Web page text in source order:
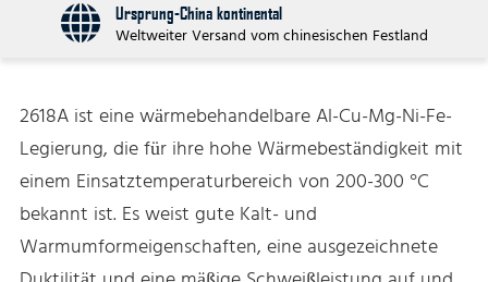
Ursprung-China kontinental
Weltweiter Versand vom chinesischen Festland
2618A ist eine wärmebehandelbare Al-Cu-Mg-Ni-Fe-
Legierung, die für ihre hohe Wärmebeständigkeit mit
einem Einsatztemperaturbereich von 200-300 °C
bekannt ist. Es weist gute Kalt- und
Warmumformeigenschaften, eine ausgezeichnete